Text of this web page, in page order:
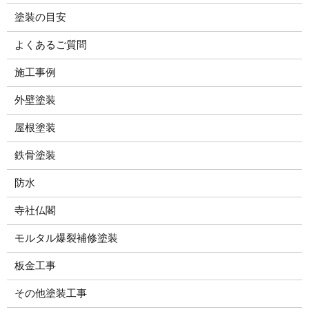
塗装の目安
よくあるご質問
施工事例
外壁塗装
屋根塗装
鉄骨塗装
防水
寺社仏閣
モルタル爆裂補修塗装
板金工事
その他塗装工事